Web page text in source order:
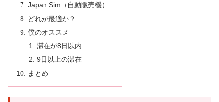
Japan Sim（自動販売機）
どれが最適か？
僕のオススメ
滞在が8日以内
9日以上の滞在
まとめ